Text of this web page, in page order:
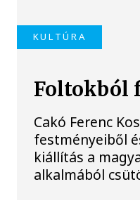
KULTÚRA
Foltokból
Cakó Ferenc
festményeiből
kiállítás a
alkalmából